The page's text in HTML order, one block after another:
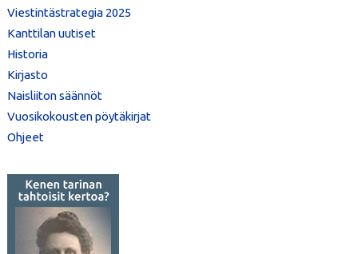
Viestintästrategia 2025
Kanttilan uutiset
Historia
Kirjasto
Naisliiton säännöt
Vuosikokousten pöytäkirjat
Ohjeet